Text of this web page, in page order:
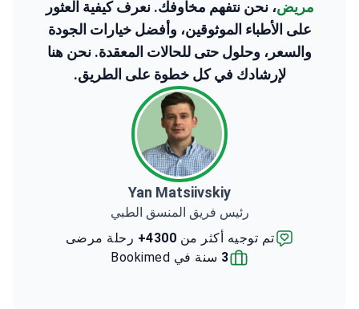
والسعر، وحلول حتى للحالات المعقدة. نحن هنا
لإرشادك في كل خطوة على الطريق.
Yan Matsiivskiy
رئيس فريق المنسق الطبي
تم توجيه أكثر من
4300+
رحلة مرضى
3سنة في Bookimed